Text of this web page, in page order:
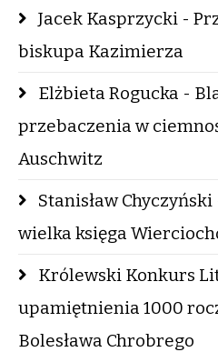
Jacek Kasprzycki -
biskupa Kazimierza
Elżbieta Rogucka -
przebaczenia w
Auschwitz
Stanisław
wielka księga
Królewski Konkurs
upamiętnienia 1000
Bolesława Chrobrego